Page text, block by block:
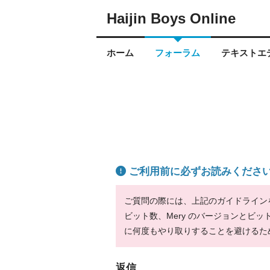
Haijin Boys Online
ホーム フォーラム テキストエ
ご利用前に必ずお読みくださ
ご質問の際には、上記のガイドライ
ビット数、Mery のバージョンとビッ
に何度もやり取りすることを避ける